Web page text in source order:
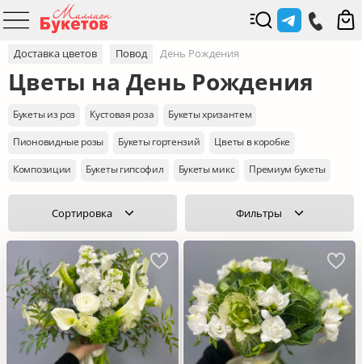
Доставка цветов Повод День Рождения
Цветы на День Рождения
Букеты из роз Кустовая роза
Букеты хризантем
Пионовидные розы
Букеты гортензий
Цветы в коробке
Композиции
Букеты гипсофил Букеты микс Премиум букеты
Сортировка Фильтры